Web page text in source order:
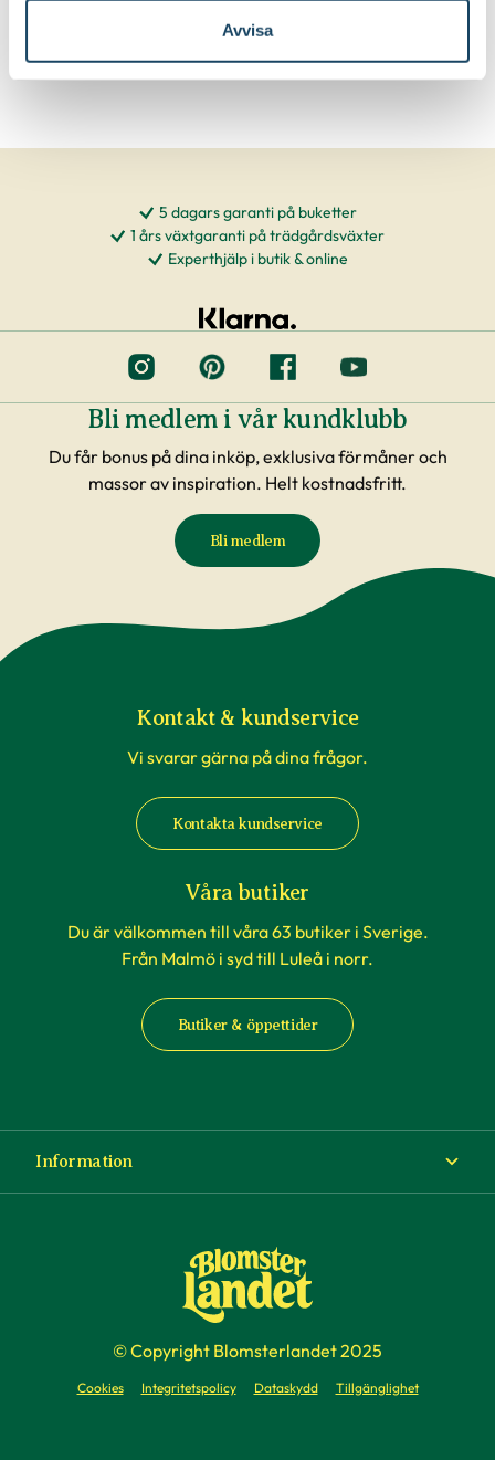
Avvisa
till Kruka Botanica produktsida till Hasselfors P-
5 dagars garanti på buketter
1 års växtgaranti på trädgårdsväxter
Experthjälp i butik & online
Bli medlem i vår kundklubb
Du får bonus på dina inköp, exklusiva förmåner och
massor av inspiration. Helt kostnadsfritt.
Bli medlem
Kontakt & kundservice
Vi svarar gärna på dina frågor.
Kontakta kundservice
Våra butiker
Du är välkommen till våra 63 butiker i Sverige.
Från Malmö i syd till Luleå i norr.
Butiker & öppettider
Information
Köp- och leveransvillkor
Företag
© Copyright Blomsterlandet 2025
Cookies Integritetspolicy Dataskydd Tillgänglighet